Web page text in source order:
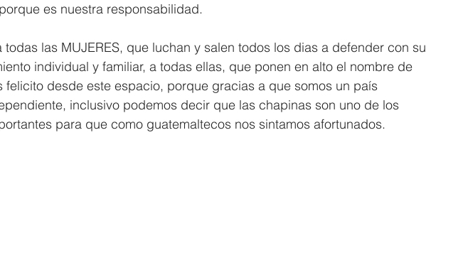
es nuestra responsabilidad.
todas las MUJERES, que luchan y salen todos los dias a defender con su
individual y familiar, a todas ellas, que ponen en alto el nombre de
felicito desde este espacio, porque gracias a que somos un país
inclusivo podemos decir que las chapinas son uno de los
para que como guatemaltecos nos sintamos afortunados.